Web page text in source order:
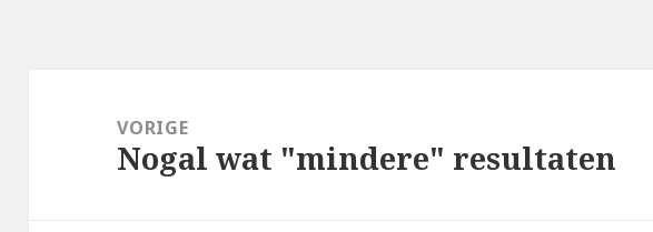
navigatieVORIGE
Vorig
Nogal wat "mindere" resultaten